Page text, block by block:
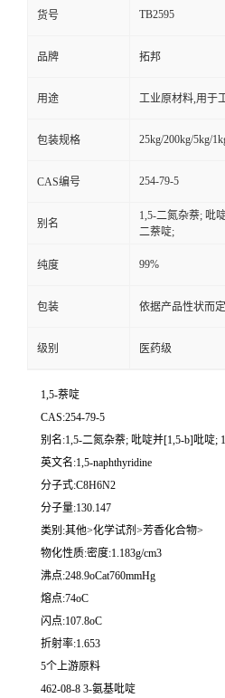
货号 TB2595
品牌 拓邦
用途 工业原材料,用于
包装规格 25kg/200kg/5kg/
CAS编号 254-79-5
别名
1,5-二氮杂萘; 吡
二萘啶;
纯度 99%
包装 依据产品性状而
级别 医药级
1,5-萘啶
CAS:254-79-5
别名:1,5-二氮杂萘; 吡啶并[1,5-b]吡啶;
英文名:1,5-naphthyridine
分子式:C8H6N2
分子量:130.147
类别:其他>化学试剂>芳香化合物>
物化性质:密度:1.183g/cm3
沸点:248.9oCat760mmHg
熔点:74oC
闪点:107.8oC
折射率:1.653
5个上游原料
462-08-8 3-氨基吡啶